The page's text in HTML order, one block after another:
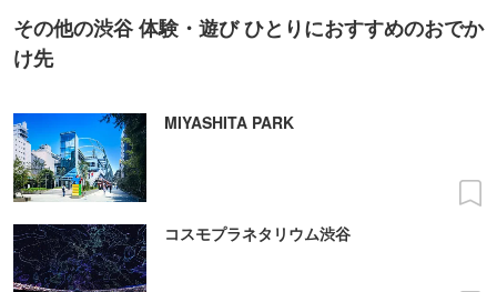
その他の渋谷 体験・遊び ひとりにおすすめのおでか
け先
MIYASHITA PARK
コスモプラネタリウム渋谷